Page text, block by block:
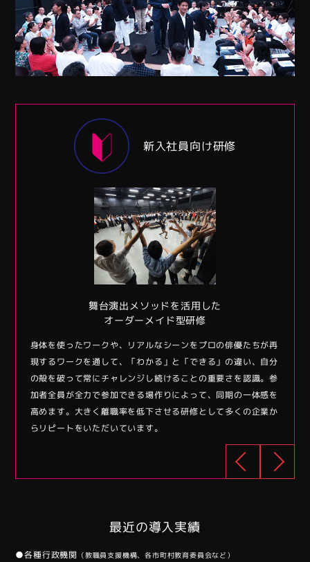
新入社員向け研修
舞台演出メソッドを活用した
オーダーメイド型研修
身体を使ったワークや、リアルなシーンをプロの俳優たちが再
現するワークを通して、「わかる」と「できる」の違い、自分
の殻を破って常にチャレンジし続けることの重要さを認識。参
加者全員が全力で参加できる場作りによって、同期の一体感を
高めます。大きく離職率を低下させる研修として多くの企業か
らリピートをいただいています。
最近の導入実績
●各種⾏政機関 （教職員⽀援機構、各市町村教育委員会など）